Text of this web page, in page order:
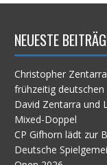
NEUESTE
Christopher
frühzeitig deutschen
David Zentarra und
Mixed-Doppel
CP Gifhorn lädt zur
Deutsche